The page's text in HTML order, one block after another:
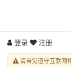
登录 注册
请自觉遵守互联网